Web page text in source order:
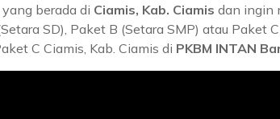
berada di Ciamis, Kab. Ciamis dan ingin
SD), Paket B (Setara SMP) atau Paket
C Ciamis, Kab. Ciamis di PKBM INTAN